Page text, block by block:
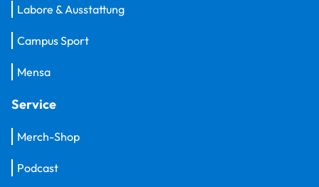
Labore & Ausstattung
Campus Sport
Mensa
Service
Merch-Shop
Podcast